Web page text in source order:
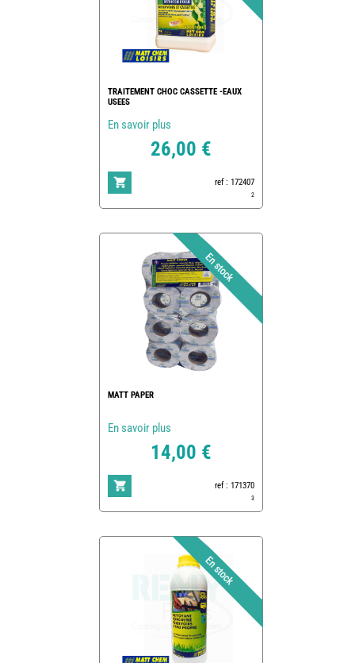
TRAITEMENT CHOC CASSETTE -EAUX
USEES
En savoir plus
26,00 €
ref : 172407
2
MATT PAPER
En savoir plus
14,00 €
ref : 171370
3